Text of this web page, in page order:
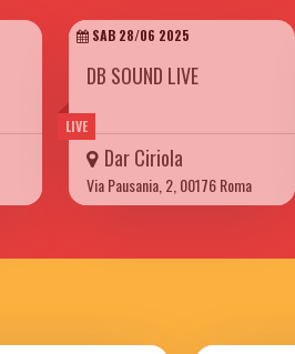
LIVE
SAB 28/06 2025
DB SOUND LIVE
Dar Ciriola
Via Pausania, 2, 00176 Roma